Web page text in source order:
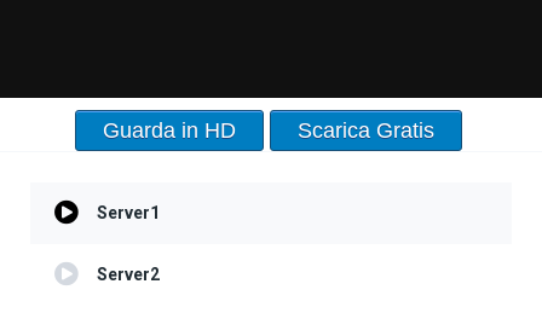
Guarda in HD Scarica Gratis
Server1
Server2